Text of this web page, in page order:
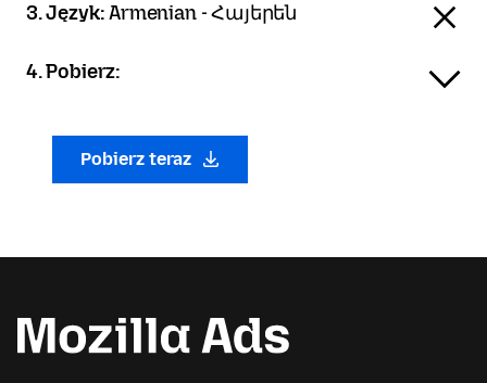
3. Język:Armenian - Հայերեն
4. Pobierz:
Pobierz teraz